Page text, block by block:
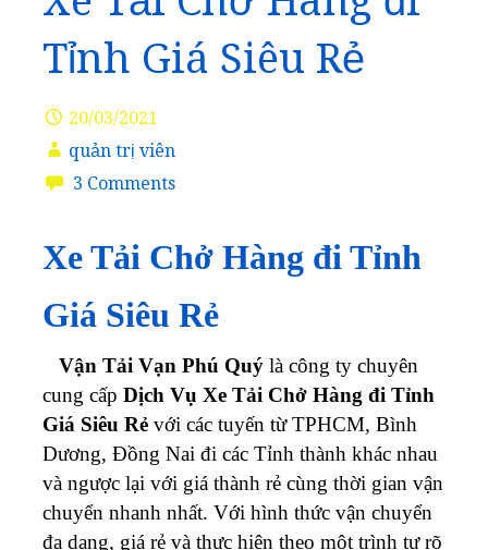
Tỉnh Giá Siêu Rẻ
20/03/2021
quản trị viên
3 Comments
Xe Tải Chở Hàng đi Tỉnh
Giá Siêu Rẻ
Vận Tải Vạn Phú Quý là công ty chuyên
cung cấp Dịch Vụ Xe Tải Chở Hàng đi Tỉnh
Giá Siêu Rẻ với các tuyến từ TPHCM, Bình
Dương, Đồng Nai đi các Tỉnh thành khác nhau
và ngược lại với giá thành rẻ cùng thời gian vận
chuyển nhanh nhất. Với hình thức vận chuyển
đa dạng, giá rẻ và thực hiện theo một trình tự rõ